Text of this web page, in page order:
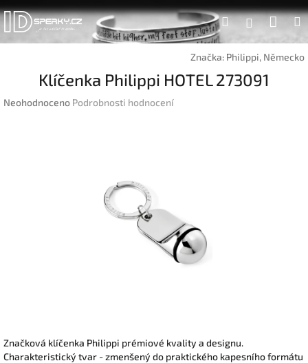
Přejít
na
obsah
Hledat
Značka: Philippi, Německo
Klíčenka Philippi HOTEL 273091
Průměrné
Neohodnoceno Podrobnosti hodnocení
Značková klíčenka Philippi prémiové kvality a designu.
Charakteristický tvar - zmenšený do praktického kapesního formátu